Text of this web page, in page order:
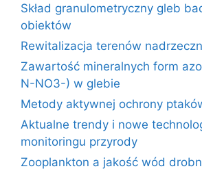
Skład granulometryczny gleb
obiektów
Rewitalizacja terenów
Zawartość mineralnych form
N-NO3-) w glebie
Metody aktywnej ochrony
Aktualne trendy i nowe
monitoringu przyrody
Zooplankton a jakość wód